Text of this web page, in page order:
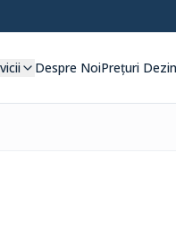
Despre NoiPrețuri